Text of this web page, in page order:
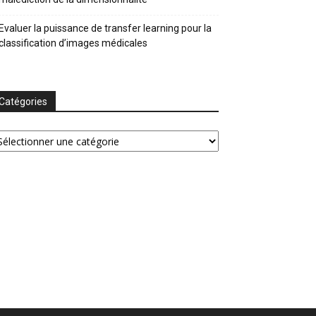
la puissance de transfer learning pour la
d’images médicales